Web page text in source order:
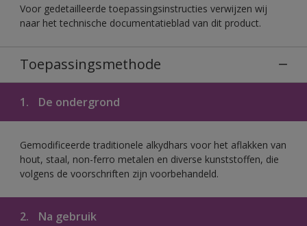
Voor gedetailleerde toepassingsinstructies verwijzen wij
naar het technische documentatieblad van dit product.
Toepassingsmethode
1. De ondergrond
Gemodificeerde traditionele alkydhars voor het aflakken van
hout, staal, non-ferro metalen en diverse kunststoffen, die
volgens de voorschriften zijn voorbehandeld.
2. Na gebruik